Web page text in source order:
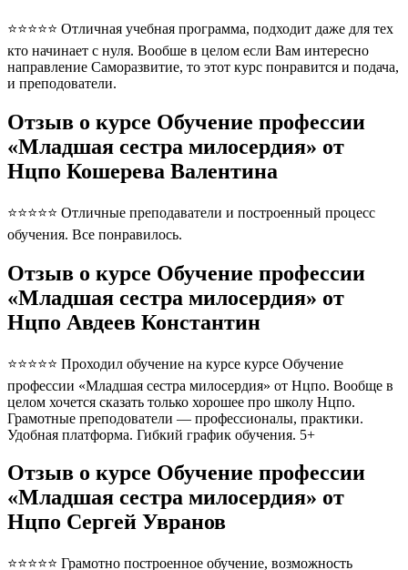
⭐⭐⭐⭐⭐ Отличная учебная программа, подходит даже для тех
кто начинает с нуля. Вообше в целом если Вам интересно
направление Саморазвитие, то этот курс понравится и подача,
и преподователи.
Отзыв о курсе Обучение профессии
«Младшая сестра милосердия» от
Нцпо Кошерева Валентина
⭐⭐⭐⭐⭐ Отличные преподаватели и построенный процесс
обучения. Все понравилось.
Отзыв о курсе Обучение профессии
«Младшая сестра милосердия» от
Нцпо Авдеев Константин
⭐⭐⭐⭐⭐ Проходил обучение на курсе курсе Обучение
профессии «Младшая сестра милосердия» от Нцпо. Вообще в
целом хочется сказать только хорошее про школу Нцпо.
Грамотные преподователи — профессионалы, практики.
Удобная платформа. Гибкий график обучения. 5+
Отзыв о курсе Обучение профессии
«Младшая сестра милосердия» от
Нцпо Сергей Увранов
⭐⭐⭐⭐⭐ Грамотно построенное обучение, возможность